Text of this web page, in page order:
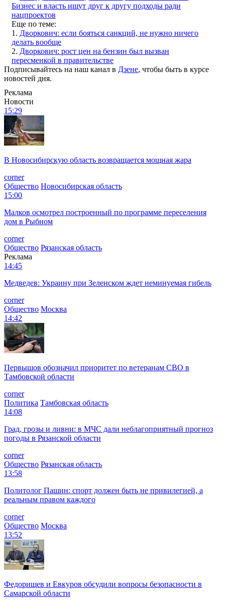
Бизнес и власть ищут друг к другу подходы ради
нацпроектов
Еще по теме:
1. Дворкович: если бояться санкций, не нужно ничего
делать вообще
2. Дворкович: рост цен на бензин был вызван
пересменкой в правительстве
Подписывайтесь на наш канал в Дзене, чтобы быть в курсе
новостей дня.
Реклама
Новости
15:29
В Новосибирскую область возвращается мощная жара
corner
Общество Новосибирская область
15:00
Малков осмотрел построенный по программе переселения
дом в Рыбном
corner
Общество Рязанская область
Реклама
14:45
Медведев: Украину при Зеленском ждет неминуемая гибель
corner
Общество Москва
14:42
Первышов обозначил приоритет по ветеранам СВО в
Тамбовской области
corner
Политика Тамбовская область
14:08
Град, грозы и ливни: в МЧС дали неблагоприятный прогноз
погоды в Рязанской области
corner
Общество Рязанская область
13:58
Политолог Пашин: спорт должен быть не привилегией, а
реальным правом каждого
corner
Общество Москва
13:52
Федорищев и Евкуров обсудили вопросы безопасности в
Самарской области